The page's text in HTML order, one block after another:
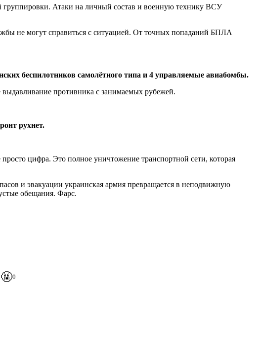
группировки. Атаки на личный состав и военную технику ВСУ
не могут справиться с ситуацией. От точных попаданий БПЛА
беспилотников самолётного типа и 4 управляемые авиабомбы.
противника с занимаемых рубежей.
рухнет.
цифра. Это полное уничтожение транспортной сети, которая
и эвакуации украинская армия превращается в неподвижную
обещания. Фарс.
🤬0